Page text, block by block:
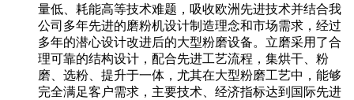
量低、耗能高等技术难题，吸收欧洲先进技术并结合我
公司多年先进的磨粉机设计制造理念和市场需求，经过
多年的潜心设计改进后的大型粉磨设备。立磨采用了合
理可靠的结构设计，配合先进工艺流程，集烘干、粉
磨、选粉、提升于一体，尤其在大型粉磨工艺中，能够
完全满足客户需求，主要技术、经济指标达到国际先进